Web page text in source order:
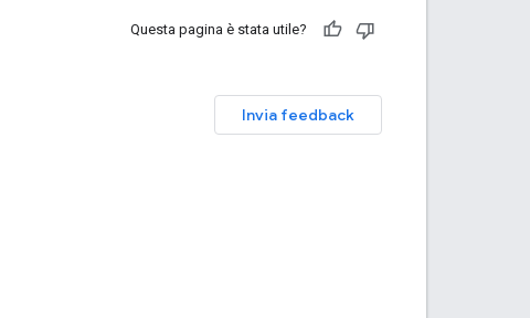
Questa pagina è stata utile?
Invia feedback